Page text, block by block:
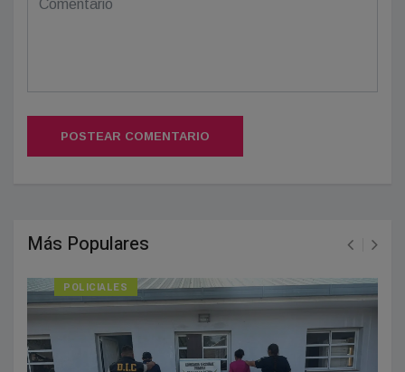
POSTEAR COMENTARIO
Más Populares
POLICIALES